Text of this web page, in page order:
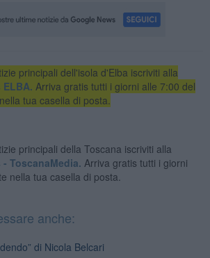
principali dell'isola d'Elba iscriviti alla
Arriva gratis tutti i giorni alle 7:00 del
tua casella di posta.
principali della Toscana iscriviti alla
ToscanaMedia. Arriva gratis tutti i giorni
nella tua casella di posta.
anche:
di Nicola Belcari